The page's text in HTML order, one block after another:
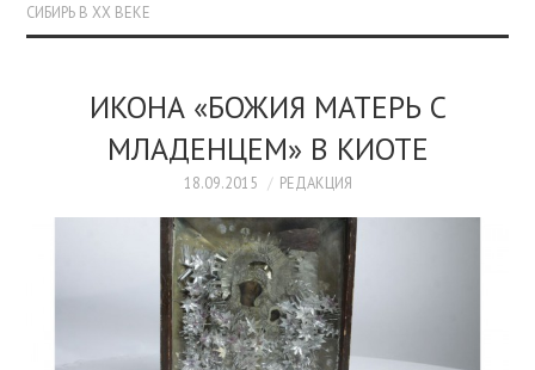
СИБИРЬ В XX ВЕКЕ
ИКОНА «БОЖИЯ МАТЕРЬ С
МЛАДЕНЦЕМ» В КИОТЕ
18.09.2015 РЕДАКЦИЯ